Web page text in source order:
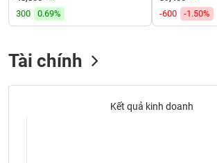
300
0.69%
-600
-1.50%
Tài chính
Kết quả kinh doanh
Mã
khoán
(-)